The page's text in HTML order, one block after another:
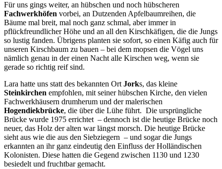
Für uns gings weiter, an hübschen und noch hübscheren
Fachwerkhöfen vorbei, an Dutzenden Apfelbaumreihen, die
Bäume mal breit, mal noch ganz schmal, aber immer in
pflückfreundlicher Höhe und an all den Kirschkäfigen, die die Jungs
so lustig fanden. Übrigens planten sie sofort, so einen Käfig auch für
unseren Kirschbaum zu bauen – bei dem mopsen die Vögel uns
nämlich genau in der einen Nacht alle Kirschen weg, wenn sie
gerade so richtig reif sind.
Lara hatte uns statt des bekannten OrtJorks, das kleine
Steinkirchen empfohlen, mit seiner hübschen Kirche, den vielen
Fachwerkhäusern drumherum und der malerischen
Hogendiekbrücke, die über die Lühe führt. Die ursprüngliche
Brücke wurde 1975 errichtet – dennoch ist die heutige Brücke noch
neuer, das Holz der alten war längst morsch. Die heutige Brücke
sieht aus wie die aus den Siebziegern – und sogar die Jungs
erkannten an ihr ganz eindeutig den Einfluss der Holländischen
Kolonisten. Diese hatten die Gegend zwischen 1130 und 1230
besiedelt und fruchtbar gemacht.